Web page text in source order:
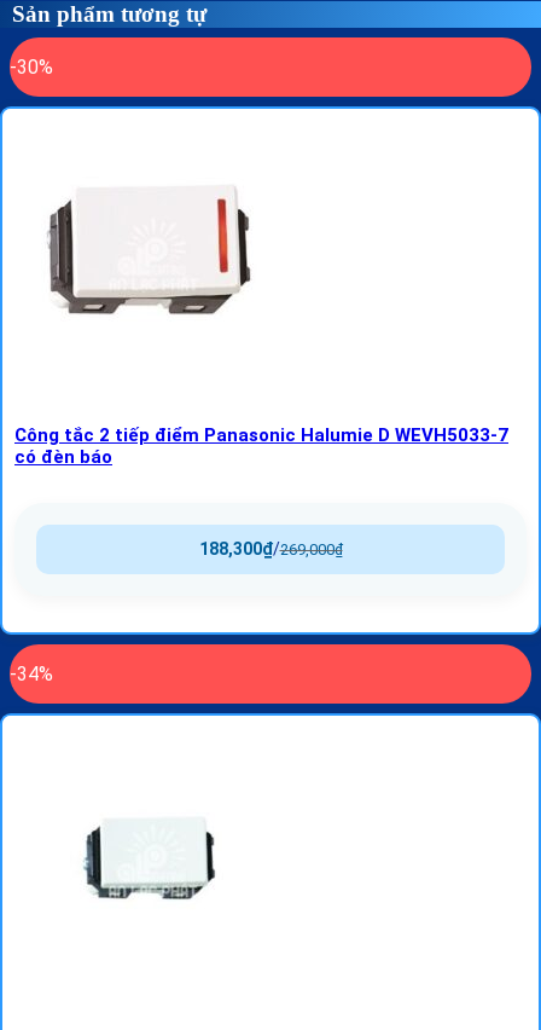
Sản phẩm tương tự
-30%
Công tắc 2 tiếp điểm Panasonic Halumie D WEVH5033-7
có đèn báo
269,000₫
/
188,300₫
-34%